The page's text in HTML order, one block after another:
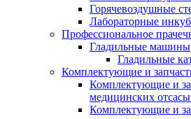
Горячевоздушные
Лабораторные
Профессиональное
Гладильные машины
Гладильные
Комплектующие и
Комплектующие и
медицинских
Комплектующие и